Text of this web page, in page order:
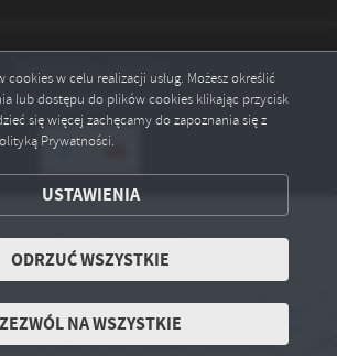
w celu realizacji usług. Możesz określić
lub dostępu do plików cookies klikając przycisk
się więcej zachęcamy do zapoznania się z
Prywatności.
USTAWIENIA
ODRZUĆ WSZYSTKIE
ZEZWÓL NA WSZYSTKIE
ZAPISZ WYBRANE
ZEZWÓL NA WSZYSTKIE
Odwiedzin: 2121188
Online: 1
Copyright by ryczywol.pl
2ClickPortal® - Portale nowej generacji
Urząd Gminy Ryczywół oraz Gminny